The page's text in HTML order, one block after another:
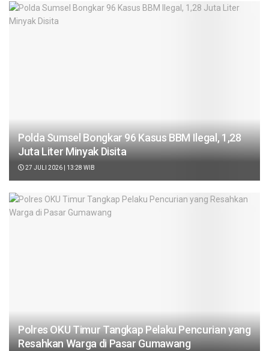
Polda Sumsel Bongkar 96 Kasus BBM Ilegal, 1,28
Juta Liter Minyak Disita
27 JULI 2026 | 13:28 WIB
Polres OKU Timur Tangkap Pelaku Pencurian yang
Resahkan Warga di Pasar Gumawang